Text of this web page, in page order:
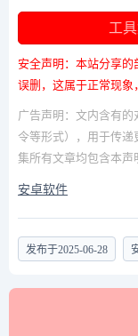
工
安全声明：本站分享
误删，这属于正常现象
广告声明：文内含有
令等形式），用于传
集所有文章均包含本声
安卓软件
发布于2025-06-28